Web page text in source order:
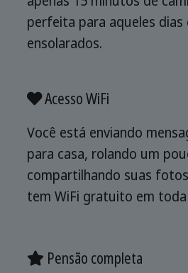
perfeita para aqueles dias
ensolarados.
Acesso WiFi
Você está enviando
para casa, rolando um
compartilhando suas
tem WiFi gratuito em toda
Pensão completa